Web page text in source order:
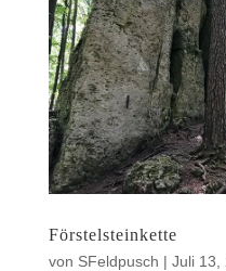
Förstelsteinkette
von SFeldpusch | Juli 13,